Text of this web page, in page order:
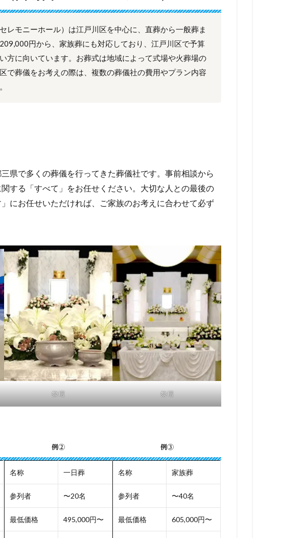
レモニーホール）は江戸川区を中心に、直葬から一般葬ま
円から、家族葬にも対応しており、江戸川区で予算
方に向いています。お葬式は地域によって式場や火葬場の
で葬儀をお考えの際は、複数の葬儀社の費用やプラン内容
三県で多くの葬儀を行ってきた葬儀社です。事前相談から
する「すべて」をお任せください。大切な人との最後の
にお任せいただければ、ご家族のお考えに合わせて必ず
祭壇 祭壇
例②
名称 一日葬
参列者 〜20名
最低価格 495,000円〜
例③
名称 家族葬
参列者 〜40名
最低価格 605,000円〜